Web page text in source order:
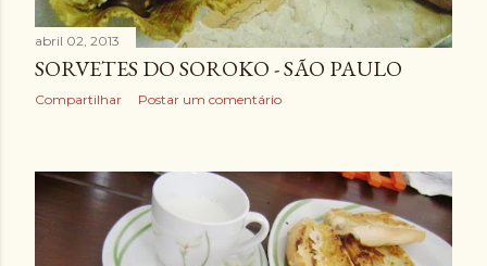
abril 02, 2013
SORVETES DO SOROKO - SÃO PAULO
Compartilhar Postar um comentário